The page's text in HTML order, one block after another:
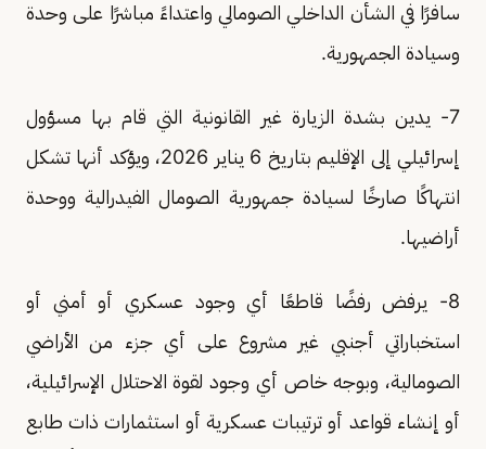
سافرًا في الشأن الداخلي الصومالي واعتداءً مباشرًا على وحدة
وسيادة الجمهورية.
7- يدين بشدة الزيارة غير القانونية التي قام بها مسؤول
إسرائيلي إلى الإقليم بتاريخ 6 يناير 2026، ويؤكد أنها تشكل
انتهاكًا صارخًا لسيادة جمهورية الصومال الفيدرالية ووحدة
أراضيها.
8- يرفض رفضًا قاطعًا أي وجود عسكري أو أمني أو
استخباراتي أجنبي غير مشروع على أي جزء من الأراضي
الصومالية، وبوجه خاص أي وجود لقوة الاحتلال الإسرائيلية،
أو إنشاء قواعد أو ترتيبات عسكرية أو استثمارات ذات طابع